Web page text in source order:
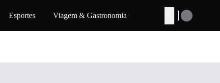
Buscar
Esportes Viagem & Gastronomia